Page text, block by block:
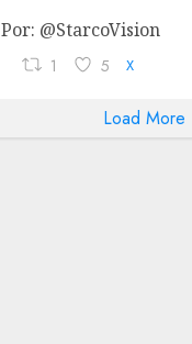
Por: @StarcoVision
1 5 X
Load More